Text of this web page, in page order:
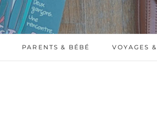
PARENTS & BÉBÉ VOYAGES